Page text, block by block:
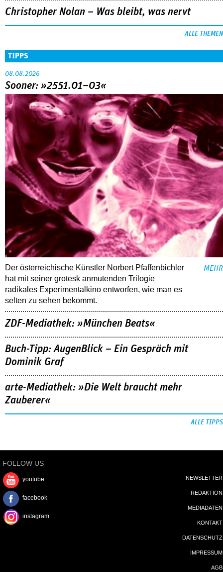
Christopher Nolan – Was bleibt, was nervt
ALLE THEMEN
TIPPS
08.08.2026
Sooner: »2551.01–03«
Der österreichische Künstler Norbert Pfaffenbichler
hat mit seiner grotesk anmutenden Trilogie
radikales Experimentalkino entworfen, wie man es
selten zu sehen bekommt.
MEHR
ZDF-Mediathek: »München Beats«
Buch-Tipp: AugenBlick – Ein Gespräch mit
Dominik Graf
arte-Mediathek: »Die Welt braucht mehr
Zauberer«
ALLE TIPPS
FOLLOW US
youtube
facebook
instagram
NEWSLETTER
REDAKTION
MEDIADATEN
KONTAKT
DATENSCHUTZ
IMPRESSUM
AGB